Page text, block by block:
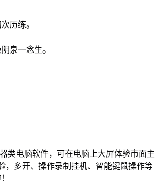
历练。
泉一念生。
类电脑软件，可在电脑上大屏体验市面主
，多开、操作录制挂机、智能键鼠操作等